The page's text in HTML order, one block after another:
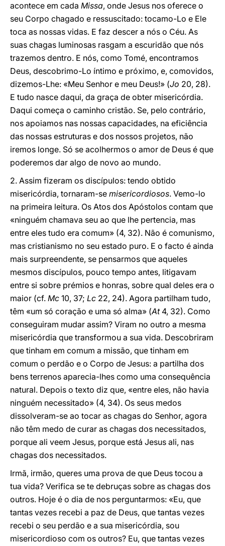
acontece em cada Missa, onde Jesus nos oferece o
seu Corpo chagado e ressuscitado: tocamo-Lo e Ele
toca as nossas vidas. E faz descer a nós o Céu. As
suas chagas luminosas rasgam a escuridão que nós
trazemos dentro. E nós, como Tomé, encontramos
Deus, descobrimo-Lo íntimo e próximo, e, comovidos,
dizemos-Lhe: «Meu Senhor e meu Deus!» (Jo 20, 28).
E tudo nasce daqui, da graça de obter misericórdia.
Daqui começa o caminho cristão. Se, pelo contrário,
nos apoiamos nas nossas capacidades, na eficiência
das nossas estruturas e dos nossos projetos, não
iremos longe. Só se acolhermos o amor de Deus é que
poderemos dar algo de novo ao mundo.
2. Assim fizeram os discípulos: tendo obtido
misericórdia, tornaram-se misericordiosos. Vemo-lo
na primeira leitura. Os Atos dos Apóstolos contam que
«ninguém chamava seu ao que lhe pertencia, mas
entre eles tudo era comum» (4, 32). Não é comunismo,
mas cristianismo no seu estado puro. E o facto é ainda
mais surpreendente, se pensarmos que aqueles
mesmos discípulos, pouco tempo antes, litigavam
entre si sobre prémios e honras, sobre qual deles era o
maior (cf. Mc 10, 37; Lc 22, 24). Agora partilham tudo,
têm «um só coração e uma só alma» (At4, 32). Como
conseguiram mudar assim? Viram no outro a mesma
misericórdia que transformou a sua vida. Descobriram
que tinham em comum a missão, que tinham em
comum o perdão e o Corpo de Jesus: a partilha dos
bens terrenos aparecia-lhes como uma consequência
natural. Depois o texto diz que, «entre eles, não havia
ninguém necessitado» (4, 34). Os seus medos
dissolveram-se ao tocar as chagas do Senhor, agora
não têm medo de curar as chagas dos necessitados,
porque ali veem Jesus, porque está Jesus ali, nas
chagas dos necessitados.
Irmã, irmão, queres uma prova de que Deus tocou a
tua vida? Verifica se te debruças sobre as chagas dos
outros. Hoje é o dia de nos perguntarmos: «Eu, que
tantas vezes recebi a paz de Deus, que tantas vezes
recebi o seu perdão e a sua misericórdia, sou
misericordioso com os outros? Eu, que tantas vezes